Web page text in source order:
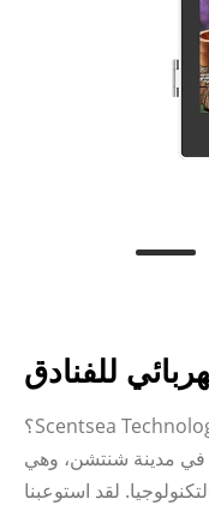
للفنادق
هل سمعت من قبل عن شركة اسمها Scentsea Technology؟
في مدينة شنتشن، وهي
لقد استوعبنا